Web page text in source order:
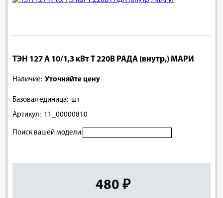
ТЭН 127 А 10/1,3 кВт Т 220В РАДА (внутр,) МАРИ
Наличие: Уточняйте цену
Базовая единица: шт
Артикул: 11_00000810
Поиск вашей модели:
480 ₽